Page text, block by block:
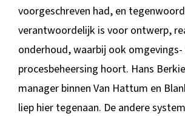
voorgeschreven had, en
verantwoordelijk is voor ontwerp,
onderhoud, waarbij ook omgevings-
procesbeheersing hoort. Hans
manager binnen Van Hattum en
liep hier tegenaan. De andere